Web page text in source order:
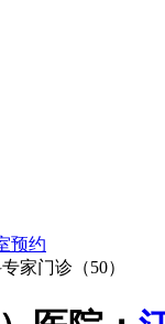
预约
家门诊（50）